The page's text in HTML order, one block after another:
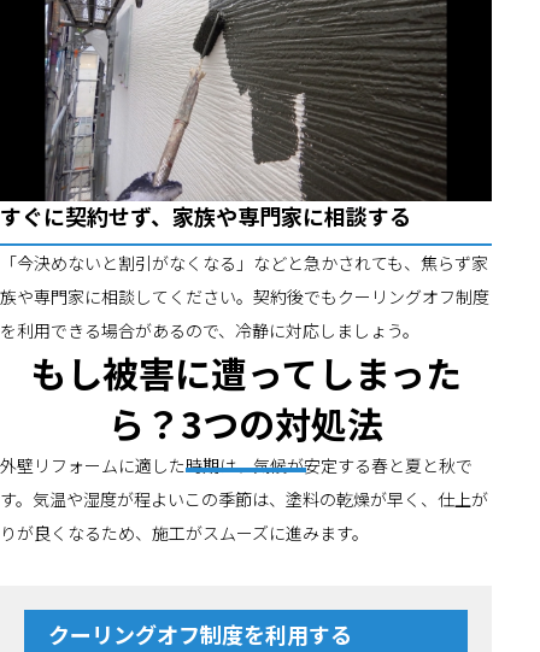
すぐに契約せず、家族や専門家に相談する
「今決めないと割引がなくなる」などと急かされても、焦らず家
族や専門家に相談してください。契約後でもクーリングオフ制度
を利用できる場合があるので、冷静に対応しましょう。
もし被害に遭ってしまった
ら？3つの対処法
外壁リフォームに適した時期は、気候が安定する春と夏と秋で
す。気温や湿度が程よいこの季節は、塗料の乾燥が早く、仕上が
りが良くなるため、施工がスムーズに進みます。
クーリングオフ制度を利用する